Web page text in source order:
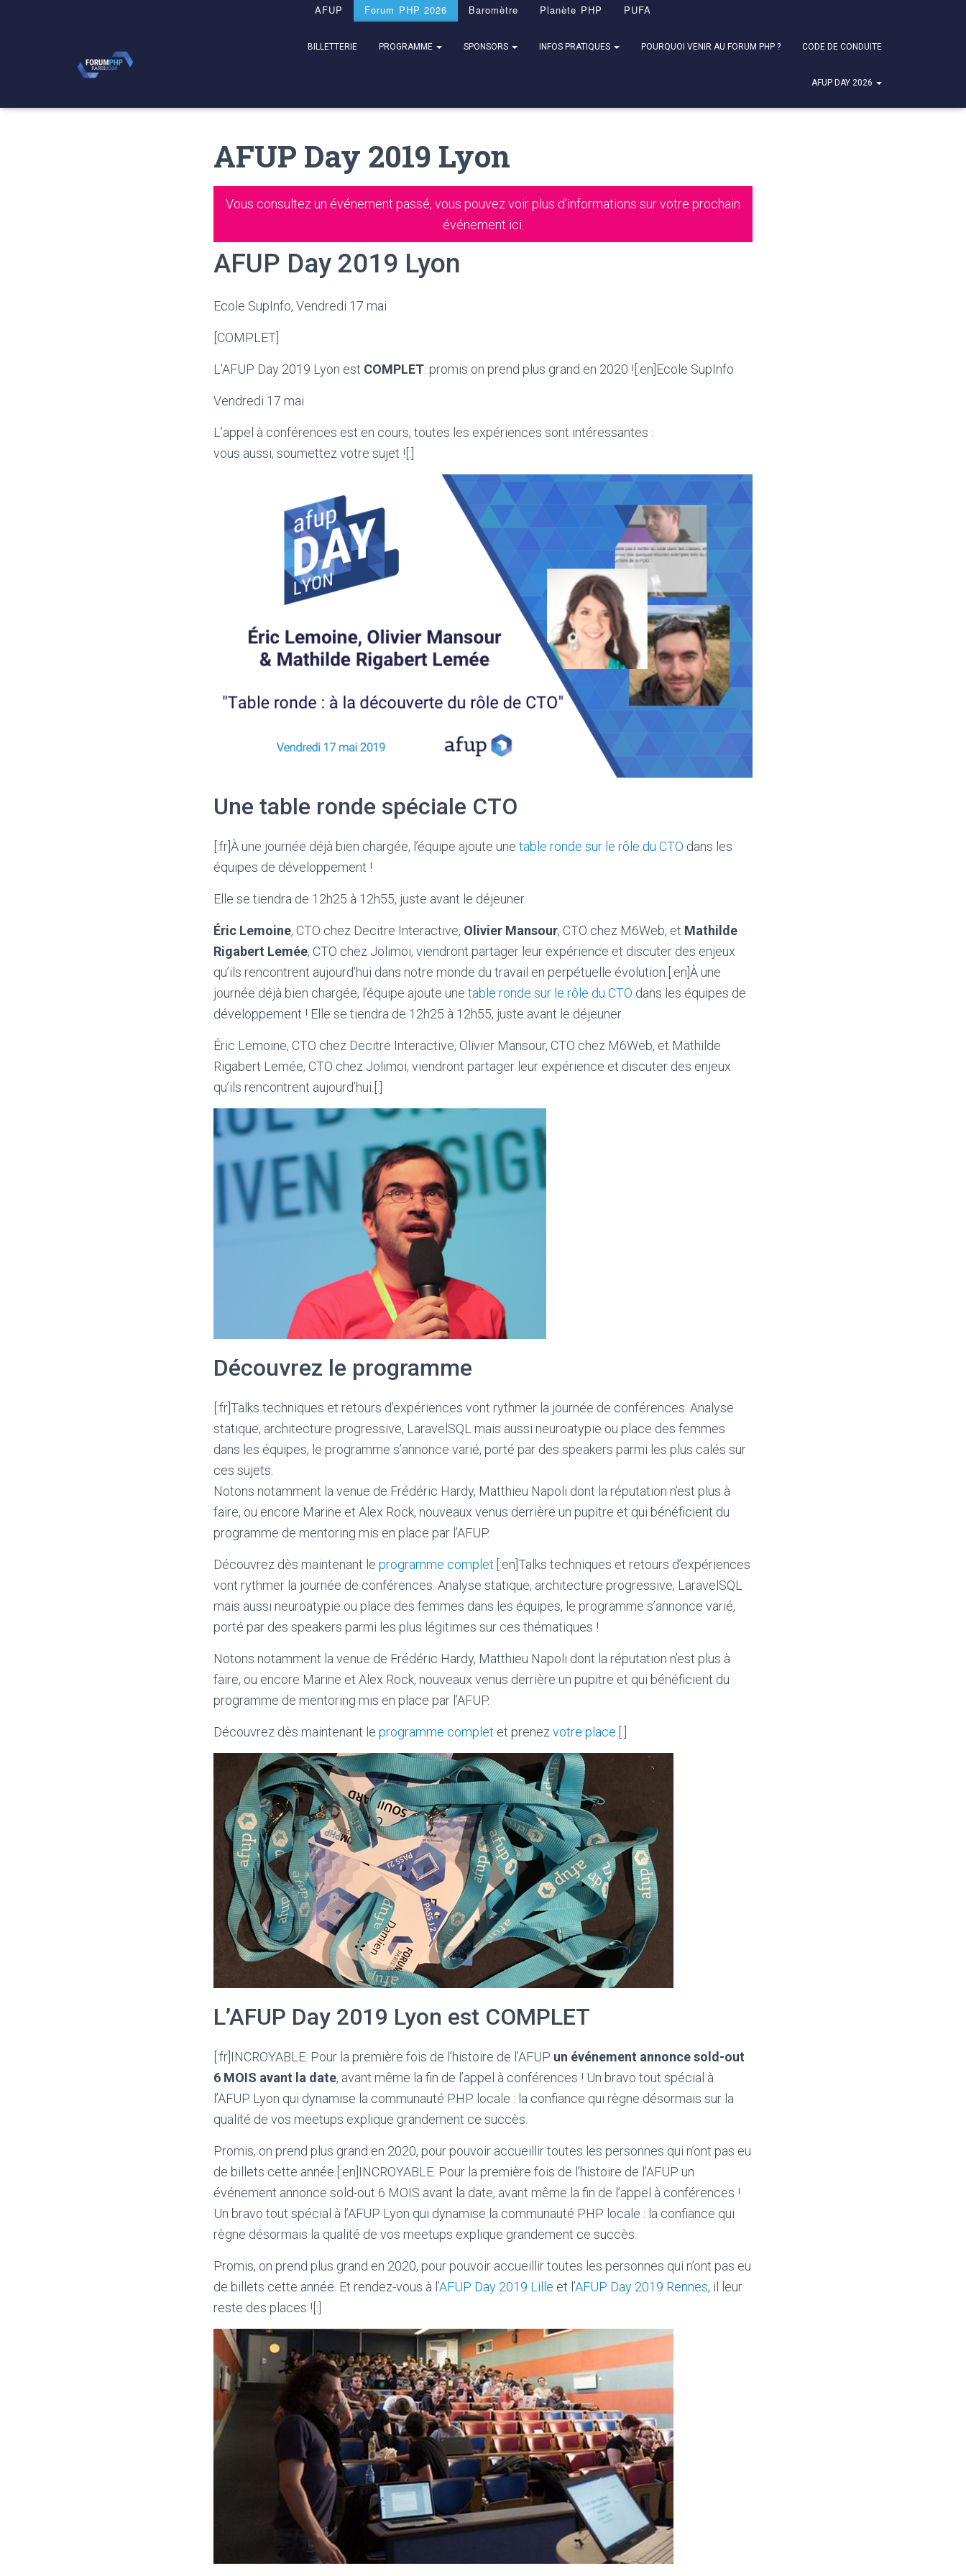
AFUP Forum PHP 2026 Baromètre Planète PHP PUFA
BILLETTERIE PROGRAMME SPONSORS INFOS PRATIQUES POURQUOI VENIR AU FORUM PHP ? CODE DE CONDUITE
AFUP DAY 2026
AFUP Day 2019 Lyon
Vous consultez un événement passé, vous pouvez voir plus d’informations sur votre prochain
événement ici
AFUP Day 2019 Lyon
Ecole SupInfo, Vendredi 17 mai
[COMPLET]
L’AFUP Day 2019 Lyon est COMPLET: promis on prend plus grand en 2020 ![:en]Ecole SupInfo
Vendredi 17 mai
L’appel à conférences est en cours, toutes les expériences sont intéressantes :
vous aussi, soumettez votre sujet ![:]
Une table ronde spéciale CTO
[:fr]À une journée déjà bien chargée, l’équipe ajoute une table ronde sur le rôle du CTO dans les
équipes de développement !
Elle se tiendra de 12h25 à 12h55, juste avant le déjeuner.
Éric Lemoine, CTO chez Decitre Interactive, Olivier Mansour, CTO chez M6Web, et Mathilde
Rigabert Lemée, CTO chez Jolimoi, viendront partager leur expérience et discuter des enjeux
qu’ils rencontrent aujourd’hui dans notre monde du travail en perpétuelle évolution.[:en]À une
journée déjà bien chargée, l’équipe ajoute une table ronde sur le rôle du CTO dans les équipes de
développement ! Elle se tiendra de 12h25 à 12h55, juste avant le déjeuner.
Éric Lemoine, CTO chez Decitre Interactive, Olivier Mansour, CTO chez M6Web, et Mathilde
Rigabert Lemée, CTO chez Jolimoi, viendront partager leur expérience et discuter des enjeux
qu’ils rencontrent aujourd’hui.[:]
Découvrez le programme
[:fr]Talks techniques et retours d’expériences vont rythmer la journée de conférences. Analyse
statique, architecture progressive, LaravelSQL mais aussi neuroatypie ou place des femmes
dans les équipes, le programme s’annonce varié, porté par des speakers parmi les plus calés sur
ces sujets.
Notons notamment la venue de Frédéric Hardy, Matthieu Napoli dont la réputation n’est plus à
faire, ou encore Marine et Alex Rock, nouveaux venus derrière un pupitre et qui bénéficient du
programme de mentoring mis en place par l’AFUP.
Découvrez dès maintenant le programme complet .[:en]Talks techniques et retours d’expériences
vont rythmer la journée de conférences. Analyse statique, architecture progressive, LaravelSQL
mais aussi neuroatypie ou place des femmes dans les équipes, le programme s’annonce varié,
porté par des speakers parmi les plus légitimes sur ces thématiques !
Notons notamment la venue de Frédéric Hardy, Matthieu Napoli dont la réputation n’est plus à
faire, ou encore Marine et Alex Rock, nouveaux venus derrière un pupitre et qui bénéficient du
programme de mentoring mis en place par l’AFUP.
Découvrez dès maintenant le programme complet et prenez votre place .[:]
L’AFUP Day 2019 Lyon est COMPLET
[:fr]INCROYABLE. Pour la première fois de l’histoire de l’AFUP un événement annonce sold-out
6 MOIS avant la date, avant même la fin de l’appel à conférences ! Un bravo tout spécial à
l’AFUP Lyon qui dynamise la communauté PHP locale : la confiance qui règne désormais sur la
qualité de vos meetups explique grandement ce succès.
Promis, on prend plus grand en 2020, pour pouvoir accueillir toutes les personnes qui n’ont pas eu
de billets cette année.[:en]INCROYABLE. Pour la première fois de l’histoire de l’AFUP un
événement annonce sold-out 6 MOIS avant la date, avant même la fin de l’appel à conférences !
Un bravo tout spécial à l’AFUP Lyon qui dynamise la communauté PHP locale : la confiance qui
règne désormais la qualité de vos meetups explique grandement ce succès.
Promis, on prend plus grand en 2020, pour pouvoir accueillir toutes les personnes qui n’ont pas eu
de billets cette année. Et rendez-vous à l’AFUP Day 2019 Lille et l’AFUP Day 2019 Rennes, il leur
reste des places ![:]